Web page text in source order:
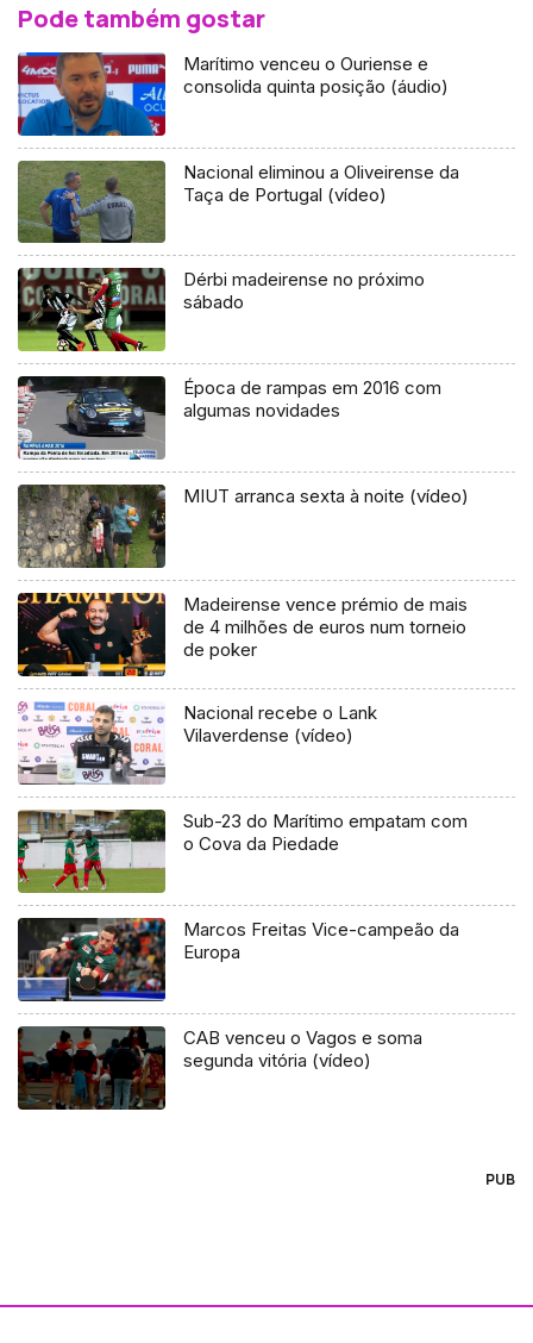
Pode também gostar
Marítimo venceu o Ouriense e
consolida quinta posição (áudio)
Nacional eliminou a Oliveirense da
Taça de Portugal (vídeo)
Dérbi madeirense no próximo
sábado
Época de rampas em 2016 com
algumas novidades
MIUT arranca sexta à noite (vídeo)
Madeirense vence prémio de mais
de 4 milhões de euros num torneio
de poker
Nacional recebe o Lank
Vilaverdense (vídeo)
Sub-23 do Marítimo empatam com
o Cova da Piedade
Marcos Freitas Vice-campeão da
Europa
CAB venceu o Vagos e soma
segunda vitória (vídeo)
PUB